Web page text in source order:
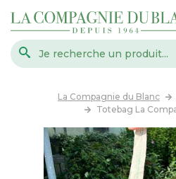
La Compagnie du Blanc
Totebag La